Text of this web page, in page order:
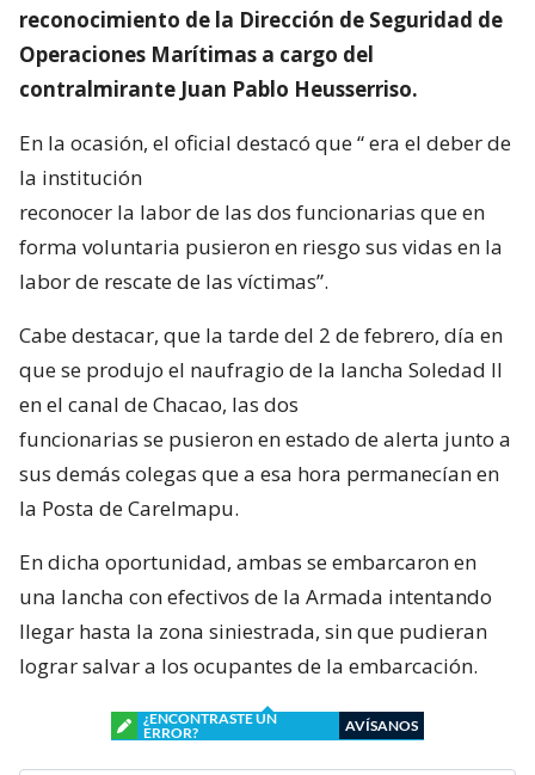
reconocimiento de la Dirección de Seguridad de
Operaciones Marítimas a cargo del
contralmirante Juan Pablo Heusserriso.
En la ocasión, el oficial destacó que “ era el deber de
la institución
reconocer la labor de las dos funcionarias que en
forma voluntaria pusieron en riesgo sus vidas en la
labor de rescate de las víctimas”.
Cabe destacar, que la tarde del 2 de febrero, día en
que se produjo el naufragio de la lancha Soledad II
en el canal de Chacao, las dos
funcionarias se pusieron en estado de alerta junto a
sus demás colegas que a esa hora permanecían en
la Posta de Carelmapu.
En dicha oportunidad, ambas se embarcaron en
una lancha con efectivos de la Armada intentando
llegar hasta la zona siniestrada, sin que pudieran
lograr salvar a los ocupantes de la embarcación.
¿ENCONTRASTE UN
ERROR?
AVÍSANOS